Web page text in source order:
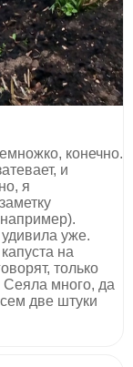
конечно.
и
я
уже.
на
только
Сеяла много, да
две штуки